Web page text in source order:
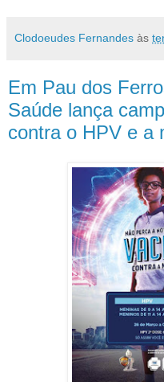
Clodoeudes Fernandes às
Em Pau dos
Saúde lança
contra o HPV e a